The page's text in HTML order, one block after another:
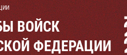
ВОЙСК
ФЕДЕРАЦИИ